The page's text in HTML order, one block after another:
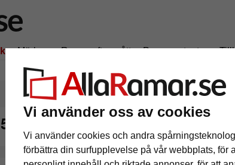
Vi använder oss av cookies
Vi använder cookies och andra
förbättra din surfupplevelse på vår webbplats, för
Märken Ramar efter mått Passepartouter
195 kr
50x60 cm